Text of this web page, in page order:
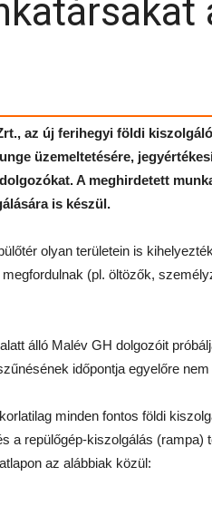
az új ferihegyi földi
üzemeltetésére,
A meghirdetett
is készül.
olyan területein is kihelyezték
(pl. öltözők,
álló Malév GH dolgozóit
időpontja egyelőre
minden fontos földi
a repülőgép-kiszolgálás (rampa)
az alábbiak közül: